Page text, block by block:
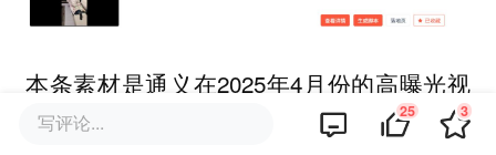
本条素材是通义在2025年4月份的高曝光视
频素材，曝光量1070万，转化量2.6万。
写评论... 25 3